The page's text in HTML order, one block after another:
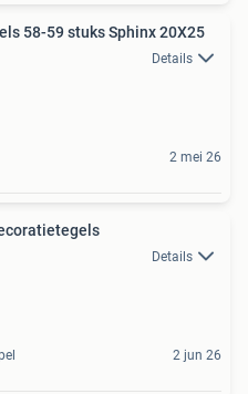
58-59 stuks Sphinx 20X25
Details
2 mei 26
Details
2 jun 26